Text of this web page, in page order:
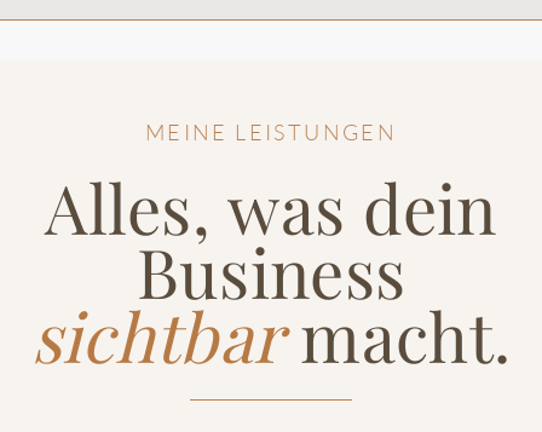
MEINE LEISTUNGEN
Alles, was dein
Business
sichtbarmacht.